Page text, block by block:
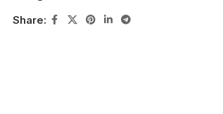
Share: